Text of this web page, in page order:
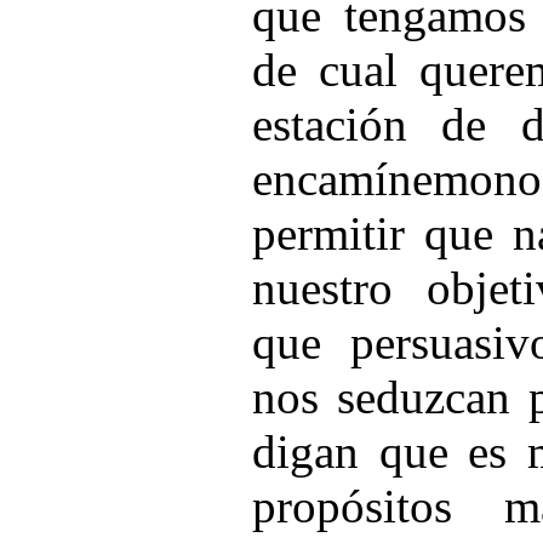
que
de cual
estación de
permitir que
nuestro
que
nos
digan que es
propósitos